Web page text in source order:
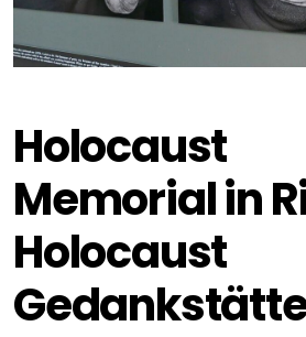
Holocaust
Memorial in
Holocaust
Basel/Dreiland
Geschichte (DE)